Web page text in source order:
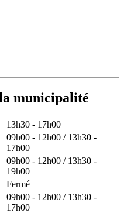
municipalité
13h30 - 17h00
09h00 - 12h00 / 13h30 -
17h00
09h00 - 12h00 / 13h30 -
19h00
Fermé
09h00 - 12h00 / 13h30 -
17h00